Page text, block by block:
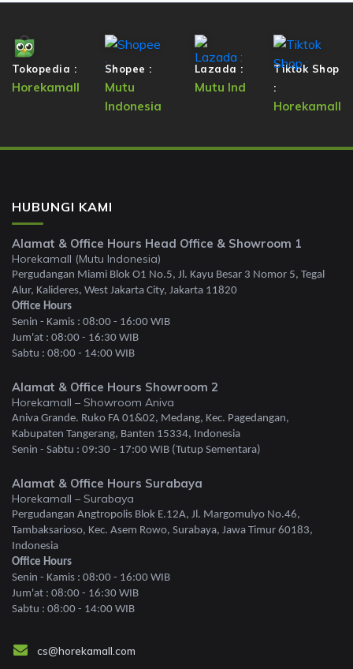
Tokopedia :
Horekamall
Shopee :
Mutu
Indonesia
Lazada :
Mutu Ind
Tiktok Shop
:
Horekamall
HUBUNGI KAMI
Alamat & Office Hours Head Office & Showroom 1
Horekamall (Mutu Indonesia)
Pergudangan Miami Blok O1 No.5, Jl. Kayu Besar 3 Nomor 5, Tegal
Alur, Kalideres, West Jakarta City, Jakarta 11820
Office Hours
Senin - Kamis : 08:00 - 16:00 WIB
Jum'at : 08:00 - 16:30 WIB
Sabtu : 08:00 - 14:00 WIB
Alamat & Office Hours Showroom 2
Horekamall – Showroom Aniva
Aniva Grande. Ruko FA 01&02, Medang, Kec. Pagedangan,
Kabupaten Tangerang, Banten 15334, Indonesia
Senin - Sabtu : 09:30 - 17:00 WIB (Tutup Sementara)
Alamat & Office Hours Surabaya
Horekamall – Surabaya
Pergudangan Angtropolis Blok E.12A, Jl. Margomulyo No.46,
Tambaksarioso, Kec. Asem Rowo, Surabaya, Jawa Timur 60183,
Indonesia
Office Hours
Senin - Kamis : 08:00 - 16:00 WIB
Jum'at : 08:00 - 16:30 WIB
Sabtu : 08:00 - 14:00 WIB
cs@horekamall.com